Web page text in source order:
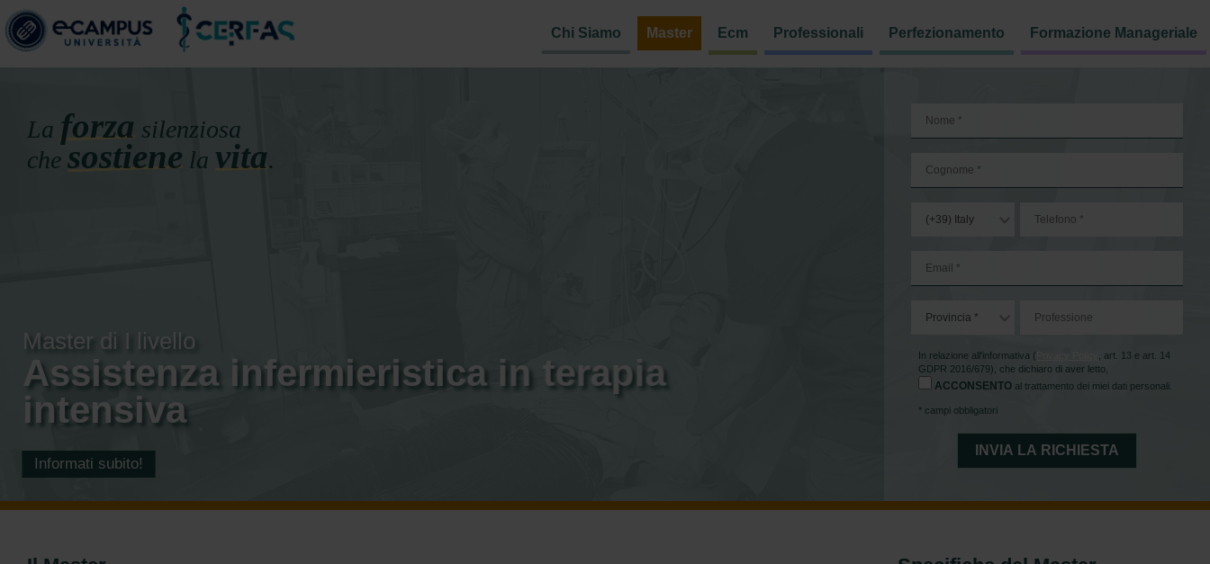
Chi Siamo Master Ecm Professionali Perfezionamento Formazione Manageriale
La forza silenziosa
che sostiene la vita.
Master di I livello
Assistenza infermieristica in terapia
intensiva
Informati subito!
In relazione all'informativa (
, art. 13 e art. 14
GDPR 2016/679), che dichiaro di aver letto,
ACCONSENTO al trattamento dei miei dati personali.
* campi obbligatori